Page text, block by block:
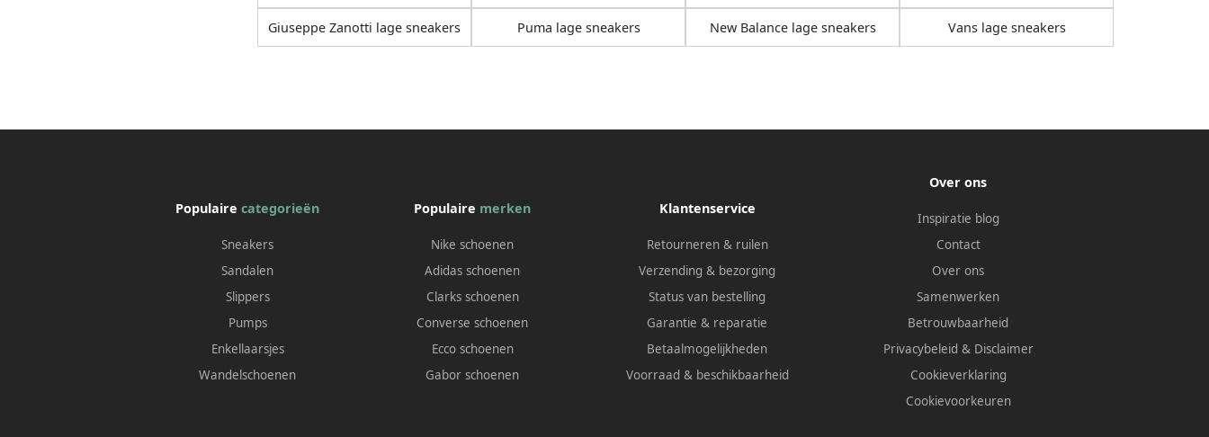
Giuseppe Zanotti lage sneakers Puma lage sneakers New Balance lage sneakers Vans lage sneakers
Populairecategorieën
Sneakers
Sandalen
Slippers
Pumps
Enkellaarsjes
Wandelschoenen
Populaire merken
Nike schoenen
Adidas schoenen
Clarks schoenen
Converse schoenen
Ecco schoenen
Gabor schoenen
Klantenservice
Retourneren & ruilen
Verzending & bezorging
Status van bestelling
Garantie & reparatie
Betaalmogelijkheden
Voorraad & beschikbaarheid
Over ons
Inspiratie blog
Contact
Over ons
Samenwerken
Betrouwbaarheid
Privacybeleid & Disclaimer
Cookieverklaring
Cookievoorkeuren